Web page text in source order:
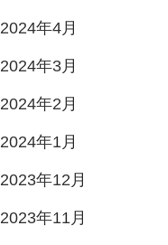
2024年4月
2024年3月
2024年2月
2024年1月
2023年12月
2023年11月